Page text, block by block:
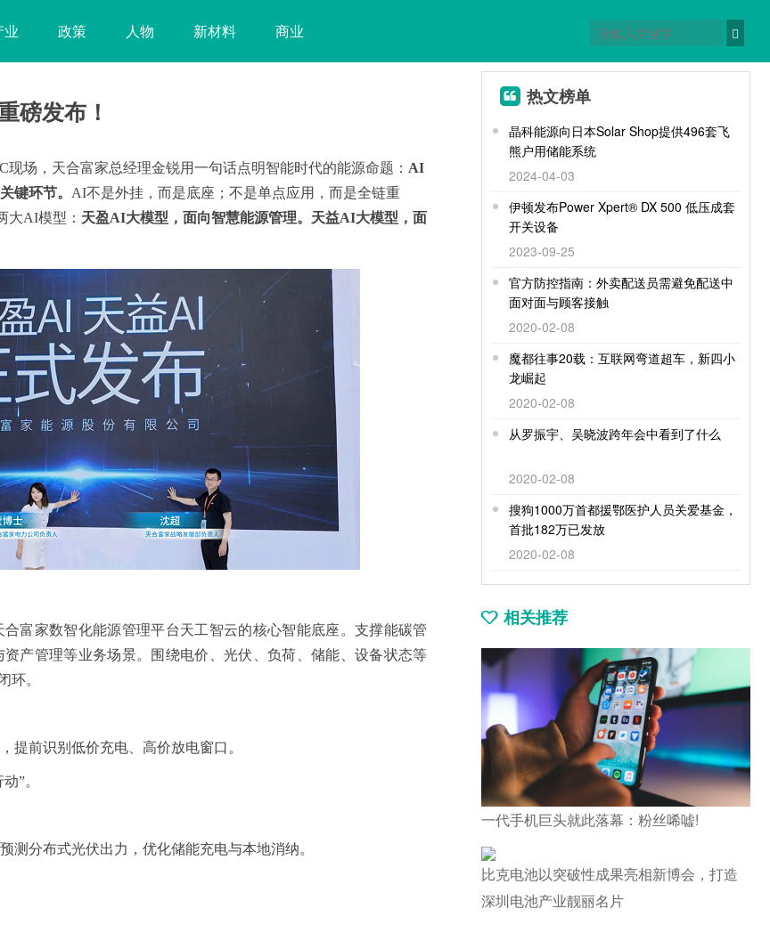
业 政策 人物 新材料 商业
磅发布！
现场，天合富家总经理金锐用一句话点明智能时代的能源命题： AI
键环节。 AI不是外挂，而是底座；不是单点应用，而是全链重
大AI模型： 天盈AI大模型，面向智慧能源管理。天益AI大模型，面
合富家数智化能源管理平台天工智云的核心智能底座。支撑能碳管
产管理等业务场景。围绕电价、光伏、负荷、储能、设备状态等
环。
提前识别低价充电、高价放电窗口。
”。
测分布式光伏出力，优化储能充电与本地消纳。
热文榜单
晶科能源向日本Solar Shop提供496套飞
熊户用储能系统
2024-04-03
伊顿发布Power Xpert® DX 500 低压成套
开关设备
2023-09-25
官方防控指南：外卖配送员需避免配送中
面对面与顾客接触
2020-02-08
魔都往事20载：互联网弯道超车，新四小
龙崛起
2020-02-08
从罗振宇、吴晓波跨年会中看到了什么
2020-02-08
搜狗1000万首都援鄂医护人员关爱基金，
首批182万已发放
2020-02-08
相关推荐
一代手机巨头就此落幕：粉丝唏嘘!
比克电池以突破性成果亮相新博会，打造
深圳电池产业靓丽名片